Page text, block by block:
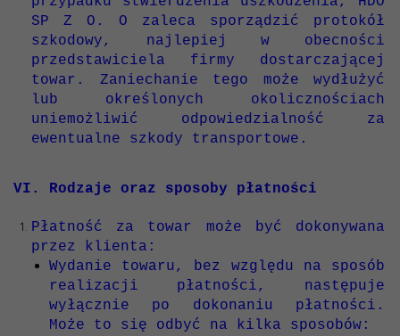
SP Z O. O zaleca sporządzić protokół
szkodowy, najlepiej w obecności
przedstawiciela firmy dostarczającej
towar. Zaniechanie tego może wydłużyć
lub określonych okolicznościach
uniemożliwić odpowiedzialność za
ewentualne szkody transportowe.
VI. Rodzaje oraz sposoby płatności
Płatność za towar może być dokonywana
przez klienta:
Wydanie towaru, bez względu na sposób
realizacji płatności, następuje
wyłącznie po dokonaniu płatności.
Może to się odbyć na kilka sposobów: